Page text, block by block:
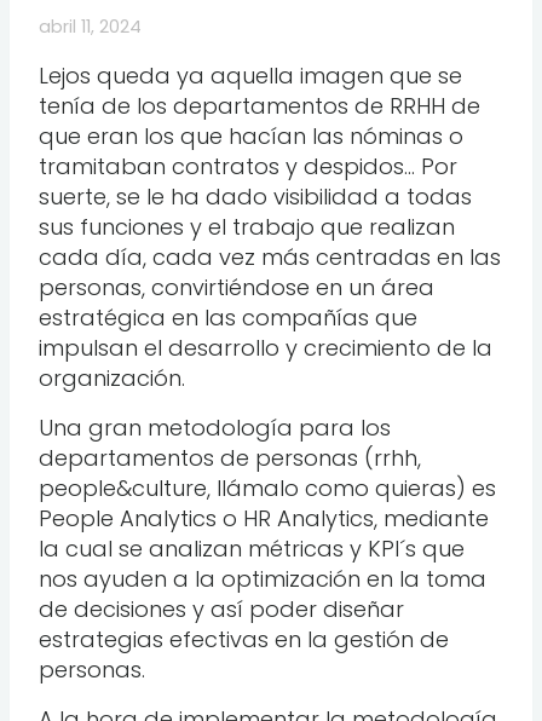
abril 11, 2024
Lejos queda ya aquella imagen que se
tenía de los departamentos de RRHH de
que eran los que hacían las nóminas o
tramitaban contratos y despidos… Por
suerte, se le ha dado visibilidad a todas
sus funciones y el trabajo que realizan
cada día, cada vez más centradas en las
personas, convirtiéndose en un área
estratégica en las compañías que
impulsan el desarrollo y crecimiento de la
organización.
Una gran metodología para los
departamentos de personas (rrhh,
people&culture, llámalo como quieras) es
People Analytics o HR Analytics, mediante
la cual se analizan métricas y KPI´s que
nos ayuden a la optimización en la toma
de decisiones y así poder diseñar
estrategias efectivas en la gestión de
personas.